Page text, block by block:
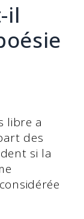
il
libre a
des
si la